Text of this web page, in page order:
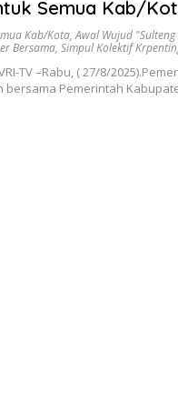
Semua Kab/
Rakyat,
Nambaso”
Kab/Kota,Awal Wujud
Bersama, Simpul Kolektif
TV –Rabu, ( 27/8/
bersama Pemerintah